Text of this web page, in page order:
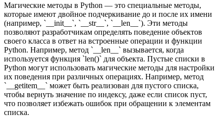
Магические методы в Python — это специальные методы,
которые имеют двойное подчеркивание до и после их имени
(например, `__init__`, `__str__`, `__len__`). Эти методы
позволяют разработчикам определять поведение объектов
своего класса в ответ на встроенные операции и функции
Python. Например, метод `__len__` вызывается, когда
используется функция `len()` для объекта. Пустые списки в
Python могут использовать магические методы для настройки
их поведения при различных операциях. Например, метод
`__getitem__` может быть реализован для пустого списка,
чтобы вернуть значение по индексу, даже если список пуст,
что позволяет избежать ошибок при обращении к элементам
списка.